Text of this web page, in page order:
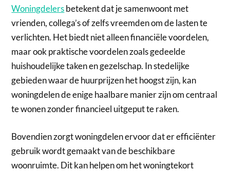
Woningdelersbetekent dat je samenwoont met
vrienden, collega’s of zelfs vreemden om de lasten te
verlichten. Het biedt niet alleen financiële voordelen,
maar ook praktische voordelen zoals gedeelde
huishoudelijke taken en gezelschap. In stedelijke
gebieden waar de huurprijzen het hoogst zijn, kan
woningdelen de enige haalbare manier zijn om centraal
te wonen zonder financieel uitgeput te raken.
Bovendien zorgt woningdelen ervoor dat er efficiënter
gebruik wordt gemaakt van de beschikbare
woonruimte. Dit kan helpen om het woningtekort